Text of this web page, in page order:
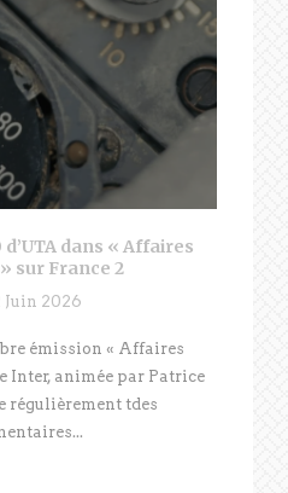
d’UTA dans « Affaires
sur France 2
Juin 2026
émission « Affaires
Inter, animée par Patrice
régulièrement tdes